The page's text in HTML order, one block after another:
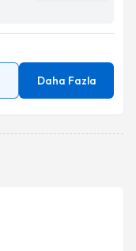
Daha Fazla